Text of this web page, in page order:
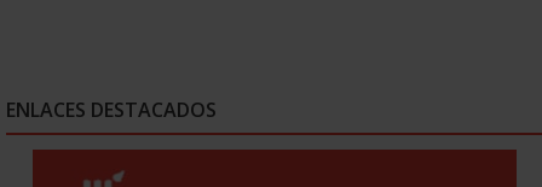
ENLACES DESTACADOS